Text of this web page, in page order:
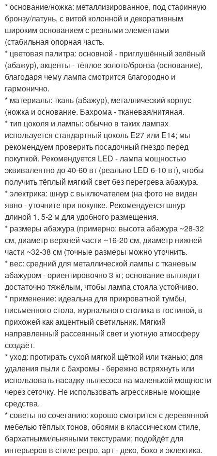
* основание/ножка: металлизированное, под старинную
бронзу/латунь, с витой колонной и декоративным
широким основанием с резными элементами
(стабильная опорная часть.
* цветовая палитра: основной - приглушённый зелёный
(абажур), акценты - тёплое золото/бронза (основание),
благодаря чему лампа смотрится благородно и
гармонично.
* материалы: ткань (абажур), металлический корпус
(ножка и основание. Бахрома - тканевая/нитяная.
* тип цоколя и лампы: обычно в таких лампах
используется стандартный цоколь E27 или E14; мы
рекомендуем проверить посадочный гнездо перед
покупкой. Рекомендуется LED - лампа мощностью
эквивалентно до 40-60 вт (реально LED 6-10 вт), чтобы
получить тёплый мягкий свет без перегрева абажура.
* электрика: шнур с выключателем (на фото не виден
явно - уточните при покупке. Рекомендуется шнур
длиной 1. 5-2 м для удобного размещения.
* размеры абажура (примерно: высота абажура ~28-32
см, диаметр верхней части ~16-20 см, диаметр нижней
части ~32-38 см (точные размеры можно уточнить.
* вес: средний для металлической лампы с тканевым
абажуром - ориентировочно 3 кг; основание выглядит
достаточно тяжёлым, чтобы лампа стояла устойчиво.
* применение: идеальна для прикроватной тумбы,
письменного стола, журнального столика в гостиной, в
прихожей как акцентный светильник. Мягкий
направленный рассеянный свет и уютную атмосферу
создаёт.
* уход: протирать сухой мягкой щёткой или тканью; для
удаления пыли с бахромы - бережно встряхнуть или
использовать насадку пылесоса на маленькой мощности
через сеточку. Не использовать агрессивные моющие
средства.
* советы по сочетанию: хорошо смотрится с деревянной
мебелью тёплых тонов, обоями в классическом стиле,
бархатными/льняными текстурами; подойдёт для
интерьеров в стиле ретро, арт - деко, бохо и эклектика.